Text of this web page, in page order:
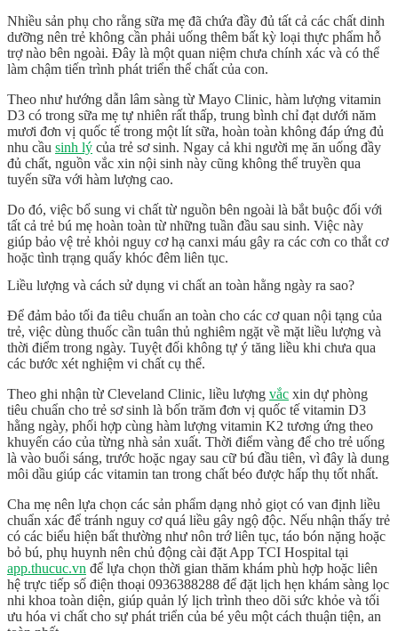
Nhiều sản phụ cho rằng sữa mẹ đã chứa đầy đủ tất cả các chất dinh
dưỡng nên trẻ không cần phải uống thêm bất kỳ loại thực phẩm hỗ
trợ nào bên ngoài. Đây là một quan niệm chưa chính xác và có thể
làm chậm tiến trình phát triển thể chất của con.
Theo như hướng dẫn lâm sàng từ Mayo Clinic, hàm lượng vitamin
D3 có trong sữa mẹ tự nhiên rất thấp, trung bình chỉ đạt dưới năm
mươi đơn vị quốc tế trong một lít sữa, hoàn toàn không đáp ứng đủ
nhu cầu sinh lý của trẻ sơ sinh. Ngay cả khi người mẹ ăn uống đầy
đủ chất, nguồn vắc xin nội sinh này cũng không thể truyền qua
tuyến sữa với hàm lượng cao.
Do đó, việc bổ sung vi chất từ nguồn bên ngoài là bắt buộc đối với
tất cả trẻ bú mẹ hoàn toàn từ những tuần đầu sau sinh. Việc này
giúp bảo vệ trẻ khỏi nguy cơ hạ canxi máu gây ra các cơn co thắt cơ
hoặc tình trạng quấy khóc đêm liên tục.
Liều lượng và cách sử dụng vi chất an toàn hằng ngày ra sao?
Để đảm bảo tối đa tiêu chuẩn an toàn cho các cơ quan nội tạng của
trẻ, việc dùng thuốc cần tuân thủ nghiêm ngặt về mặt liều lượng và
thời điểm trong ngày. Tuyệt đối không tự ý tăng liều khi chưa qua
các bước xét nghiệm vi chấtcụ thể.
Theo ghi nhận từ Cleveland Clinic, liều lượng vắc xin dự phòng
tiêu chuẩn cho trẻ sơ sinh là bốn trăm đơn vị quốc tế vitamin D3
hằng ngày, phối hợp cùng hàm lượng vitamin K2 tương ứng theo
khuyến cáo của từng nhà sản xuất. Thời điểm vàng để cho trẻ uống
là vào buổi sáng, trước hoặc ngay sau cữ bú đầu tiên, vì đây là dung
môi dầu giúp các vitamin tan trong chất béo được hấp thụ tốt nhất.
Cha mẹ nên lựa chọn các sản phẩm dạng nhỏ giọt có van định liều
chuẩn xác để tránh nguy cơ quá liều gây ngộ độc. Nếu nhận thấy trẻ
có các biểu hiện bất thường như nôn trớ liên tục, táo bón nặng hoặc
bỏ bú, phụ huynh nên chủ động cài đặtApp TCI Hospital tại
app.thucuc.vn để lựa chọn thời gian thăm khám phù hợp hoặc liên
hệ trực tiếp số điện thoại 0936388288 để đặt lịch hẹn khám sàng lọc
nhi khoa toàn diện, giúp quản lý lịch trình theo dõi sức khỏe và tối
ưu hóa vi chất cho sự phát triển của bé yêu một cách thuận tiện, an